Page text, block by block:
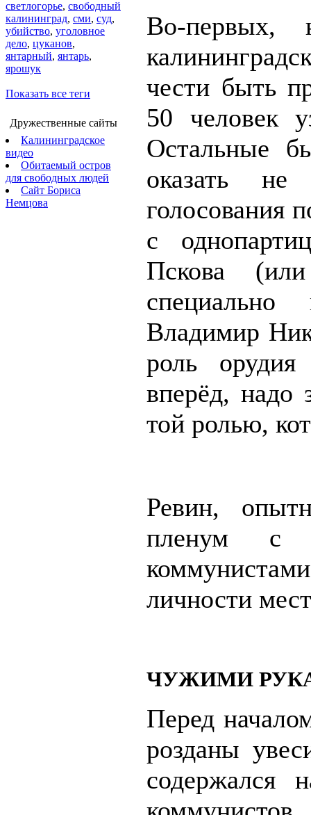
светлогорье, свободный
калининград, сми, суд,
убийство, уголовное
дело, цуканов,
янтарный, янтарь,
ярошук
Показать все теги
Дружественные сайты
Калининградское
видео
Обитаемый остров
для свободных людей
Сайт Бориса
Немцова
Во-
чести быть
50 человек
Остальные
оказать
голосования
с
Пскова
Владимир
роль орудия
вперёд, надо
той ролью,
Ревин,
пленум с
личности
ЧУЖИМИ
Перед
розданы
содержался